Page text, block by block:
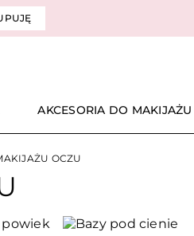
AKCESORIA DO MAKIJAŻU
OCZU